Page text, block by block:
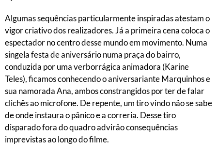
Algumas sequências particularmente inspiradas atestam o
vigor criativo dos realizadores. Já a primeira cena coloca o
espectador no centro desse mundo em movimento. Numa
singela festa de aniversário numa praça do bairro,
conduzida por uma verborrágica animadora (Karine
Teles), ficamos conhecendo o aniversariante Marquinhos e
sua namorada Ana, ambos constrangidos por ter de falar
clichês ao microfone. De repente, um tiro vindo não se sabe
de onde instaura o pânico e a correria. Desse tiro
disparado fora do quadro advirão consequências
imprevistas ao longo do filme.